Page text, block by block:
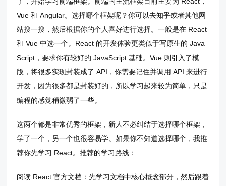
Vue 和 Angular。选择哪个框架呢？你可以去知乎或者其他网
站搜一搜，然后根据你的个人喜好进行选择。一般是在 React
和 Vue 中选一个。React 的开发体验更类似于写原生的 Java
Script，要求你有较好的 JavaScript 基础。Vue 则引入了模
版，将很多实现封装成了 API，你需要记住并调用 API 来进行
开发，因为很多都是封装好的，所以学习起来较为简单，只是
编程的感觉稍微弱了一些。
这两个都是非常优秀的框架，新人不必纠结于选择哪个框架，
学了一个，另一个也很容易学。如果你不知道选择哪个，我推
荐你先学习 React。推荐的学习路线：
阅读 React 官方文档：先学习文档中核心概念部分，然后跟着